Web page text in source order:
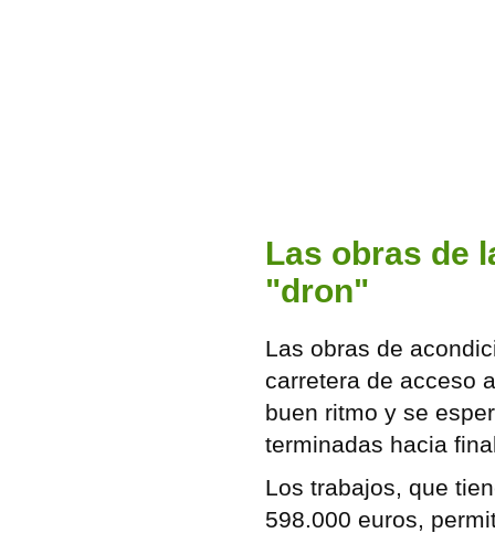
Las obras de
"dron"
Las obras de
carretera de acceso
buen ritmo y se
terminadas hacia
Los trabajos, que
598.000 euros,